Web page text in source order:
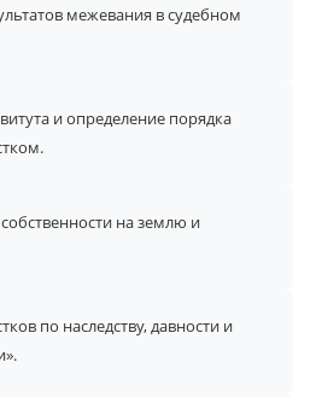
межевания в судебном
и определение порядка
на землю и
по наследству, давности и